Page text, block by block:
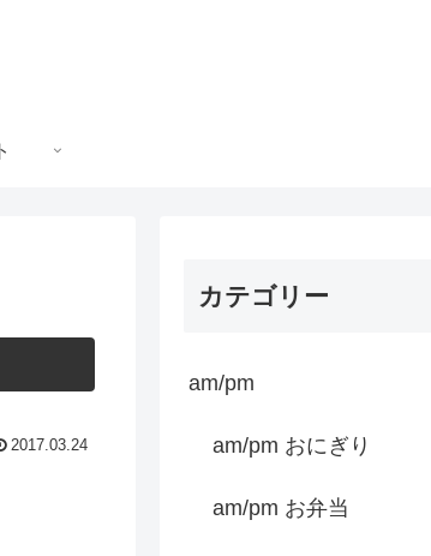
2017.03.24
カテゴリー
am/pm
am/pm おにぎり
am/pm お弁当